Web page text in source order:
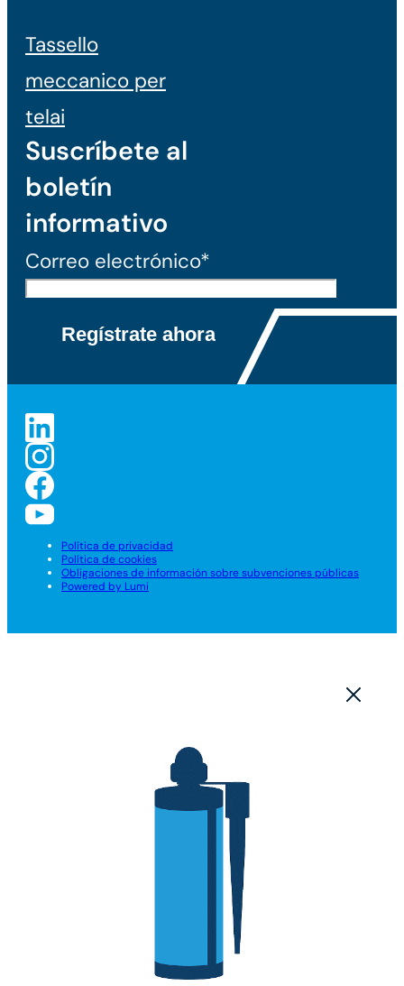
Tassello
meccanico per
telai
Suscríbete al
boletín
informativo
Correo electrónico*
Política de privacidad
Política de cookies
Obligaciones de información sobre subvenciones públicas
Powered by Lumi